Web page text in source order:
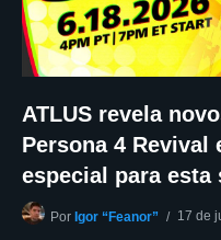
ATLUS revela
Persona 4
especial para esta
Por Igor “Feanor” 17 de